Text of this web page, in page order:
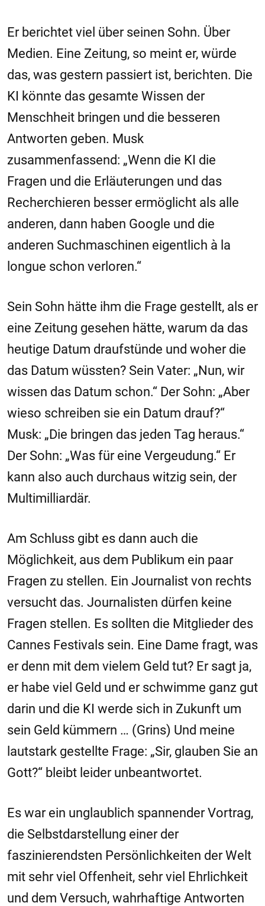
Er berichtet viel über seinen Sohn. Über
Medien. Eine Zeitung, so meint er, würde
das, was gestern passiert ist, berichten. Die
KI könnte das gesamte Wissen der
Menschheit bringen und die besseren
Antworten geben. Musk
zusammenfassend: „Wenn die KI die
Fragen und die Erläuterungen und das
Recherchieren besser ermöglicht als alle
anderen, dann haben Google und die
anderen Suchmaschinen eigentlich à la
longue schon verloren.“
Sein Sohn hätte ihm die Frage gestellt, als er
eine Zeitung gesehen hätte, warum da das
heutige Datum draufstünde und woher die
das Datum wüssten? Sein Vater: „Nun, wir
wissen das Datum schon.“ Der Sohn: „Aber
wieso schreiben sie ein Datum drauf?“
Musk: „Die bringen das jeden Tag heraus.“
Der Sohn: „Was für eine Vergeudung.“ Er
kann also auch durchaus witzig sein, der
Multimilliardär.
Am Schluss gibt es dann auch die
Möglichkeit, aus dem Publikum ein paar
Fragen zu stellen. Ein Journalist von rechts
versucht das. Journalisten dürfen keine
Fragen stellen. Es sollten die Mitglieder des
Cannes Festivals sein. Eine Dame fragt, was
er denn mit dem vielem Geld tut? Er sagt ja,
er habe viel Geld und er schwimme ganz gut
darin und die KI werde sich in Zukunft um
sein Geld kümmern … (Grins) Und meine
lautstark gestellte Frage: „Sir, glauben Sie an
Gott?“ bleibt leider unbeantwortet.
Es war ein unglaublich spannender Vortrag,
die Selbstdarstellung einer der
faszinierendsten Persönlichkeiten der Welt
mit sehr viel Offenheit, sehr viel Ehrlichkeit
und dem Versuch, wahrhaftige Antworten